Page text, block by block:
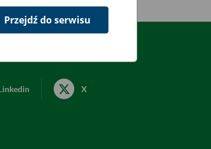
X
Przejdź do serwisu